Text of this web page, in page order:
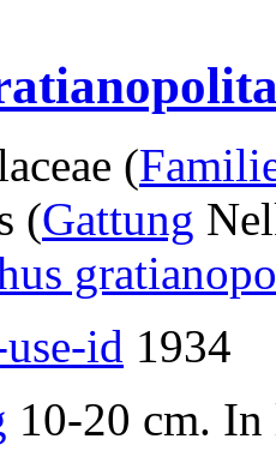
(
(Gattung
id 1934
10-20 cm.